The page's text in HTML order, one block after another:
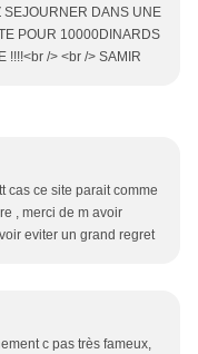
SEJOURNER DANS UNE
POUR 10000DINARDS
!!!!<br /> <br /> SAMIR
cas ce site parait comme
, merci de m avoir
eviter un grand regret
c pas très fameux,